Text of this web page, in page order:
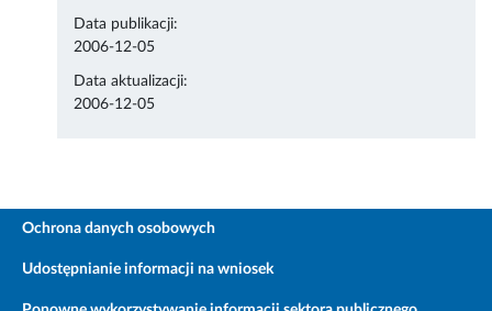
Data publikacji:
2006-12-05
Data aktualizacji:
2006-12-05
Ochrona danych osobowych
Udostępnianie informacji na wniosek